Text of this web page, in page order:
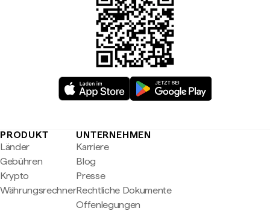
PRODUKT
Länder
Gebühren
Krypto
Währungsrechner
UNTERNEHMEN
Karriere
Blog
Presse
Rechtliche Dokumente
Offenlegungen